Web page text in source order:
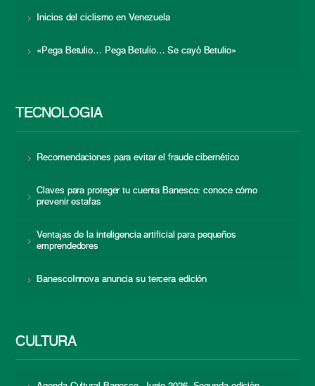
Inicios del ciclismo en Venezuela
«Pega Betulio… Pega Betulio… Se cayó Betulio»
TECNOLOGÍA
Recomendaciones para evitar el fraude cibernético
Claves para proteger tu cuenta Banesco: conoce cómo
prevenir estafas
Ventajas de la inteligencia artificial para pequeños
emprendedores
BanescoInnova anuncia su tercera edición
CULTURA